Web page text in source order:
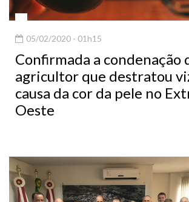
Confirmada a condenação
agricultor que destratou
causa da cor da pele no
Oeste